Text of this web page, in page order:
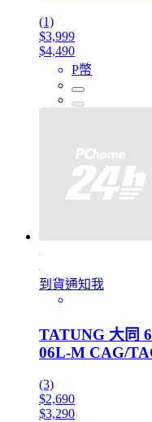
(1)
$3,999
$4,490
P幣
到貨通知我
TATUNG 大同
06L-M CAG/
(3)
$2,690
$3,290